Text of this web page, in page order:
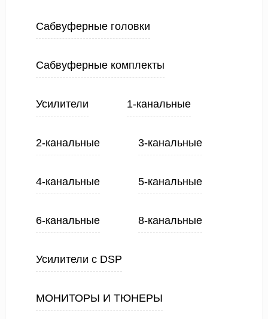
Сабвуферные головки
Сабвуферные комплекты
Усилители 1-канальные
2-канальные 3-канальные
4-канальные 5-канальные
6-канальные 8-канальные
Усилители с DSP
МОНИТОРЫ И ТЮНЕРЫ